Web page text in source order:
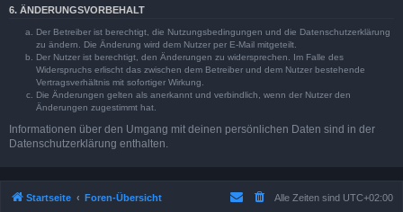
6. ÄNDERUNGSVORBEHALT
Der Betreiber ist berechtigt, die Nutzungsbedingungen und die Datenschutzerklärung
zu ändern. Die Änderung wird dem Nutzer per E-Mail mitgeteilt.
Der Nutzer ist berechtigt, den Änderungen zu widersprechen. Im Falle des
Widerspruchs erlischt das zwischen dem Betreiber und dem Nutzer bestehende
Vertragsverhältnis mit sofortiger Wirkung.
Die Änderungen gelten als anerkannt und verbindlich, wenn der Nutzer den
Änderungen zugestimmt hat.
Informationen über den Umgang mit deinen persönlichen Daten sind in der
Datenschutzerklärung enthalten.
Startseite Foren-Übersicht Alle Zeiten sind UTC+02:00